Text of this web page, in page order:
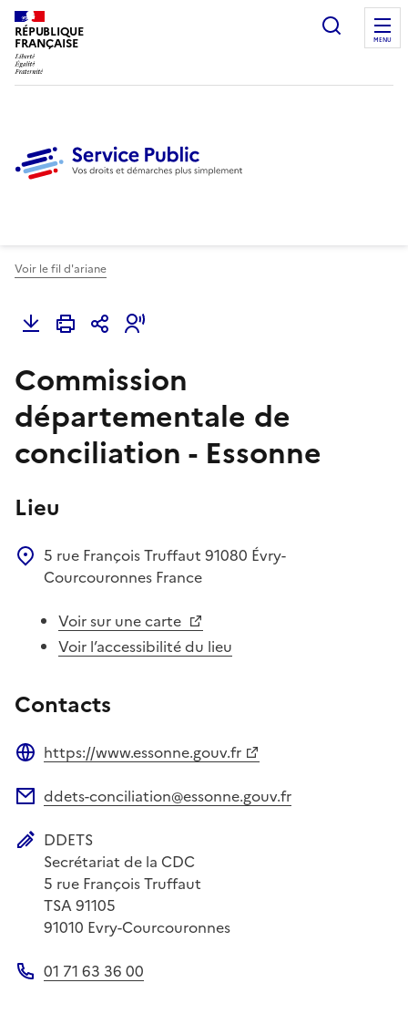
RÉPUBLIQUE
FRANÇAISE
Ouvrir
MENU
Voir le fil d'ariane
Commission
départementale de
conciliation - Essonne
Lieu
5 rue François Truffaut 91080 Évry-
Courcouronnes France
Voir sur une carte
Voir l’accessibilité du lieu
Contacts
https://www.essonne.gouv.fr
ddets-conciliation@essonne.gouv.fr
Adresse postale
DDETS
Secrétariat de la CDC
5 rue François Truffaut
TSA 91105
91010 Evry-Courcouronnes
01 71 63 36 00